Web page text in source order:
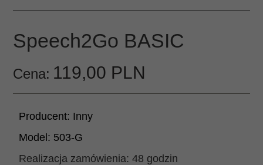
Speech2Go BASIC
Cena: 119,00 PLN
Producent: Inny
Model: 503-G
Realizacja zamówienia:48 godzin